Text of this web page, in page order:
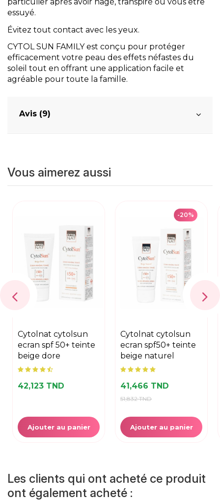
essuyé.
Évitez tout contact avec les yeux.
CYTOL SUN FAMILY est conçu pour protéger
efficacement votre peau des effets néfastes du
soleil tout en offrant une application facile et
agréable pour toute la famille.
Avis (9)
Vous aimerez aussi
cytolnat cytolsun
ecran spf 50+ teinte
beige dore
42,123 TND
Ajouter au panier
-20%
cytolnat cytolsun
ecran spf50+ teinte
beige naturel
41,466 TND
51,832 TND
Ajouter au panier
Les clients qui ont acheté ce produit
ont également acheté :